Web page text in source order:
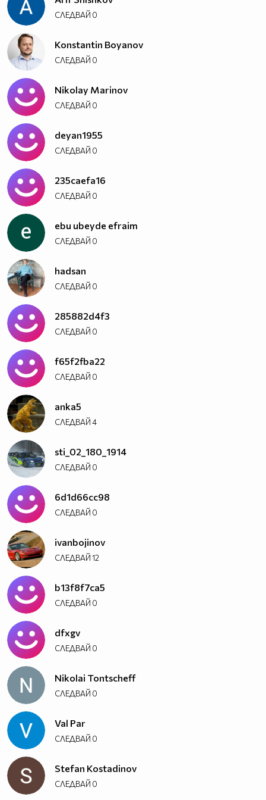
СЛЕДВАЙ 0
Konstantin Boyanov
СЛЕДВАЙ 0
Nikolay Marinov
СЛЕДВАЙ 0
deyan1955
СЛЕДВАЙ 0
235caefa16
СЛЕДВАЙ 0
ebu ubeyde efraim
СЛЕДВАЙ 0
hadsan
СЛЕДВАЙ 0
285882d4f3
СЛЕДВАЙ 0
f65f2fba22
СЛЕДВАЙ 0
anka5
СЛЕДВАЙ4
sti_02_180_1914
СЛЕДВАЙ 0
6d1d66cc98
СЛЕДВАЙ 0
ivanbojinov
СЛЕДВАЙ12
b13f8f7ca5
СЛЕДВАЙ 0
dfxgv
СЛЕДВАЙ 0
Nikolai Tontscheff
СЛЕДВАЙ 0
Val Par
СЛЕДВАЙ 0
Stefan Kostadinov
СЛЕДВАЙ 0